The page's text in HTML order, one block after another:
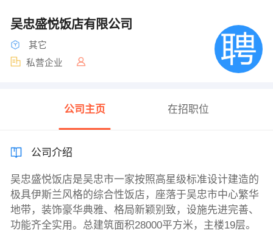
吴忠盛悦饭店有限公司
其它
私营企业
公司主页 在招职位
公司介绍
吴忠盛悦饭店是吴忠市一家按照高星级标准设计建造的
极具伊斯兰风格的综合性饭店，座落于吴忠市中心繁华
地带，装饰豪华典雅、格局新颖别致，设施先进完善、
功能齐全实用。总建筑面积28000平方米，主楼19层。